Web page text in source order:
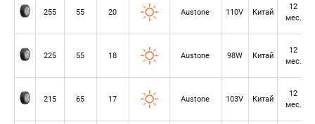
255 55 20 Austone 110V Китай
12
мес.
225 55 18 Austone 98W Китай
12
мес.
215 65 17 Austone 103V Китай
12
мес.